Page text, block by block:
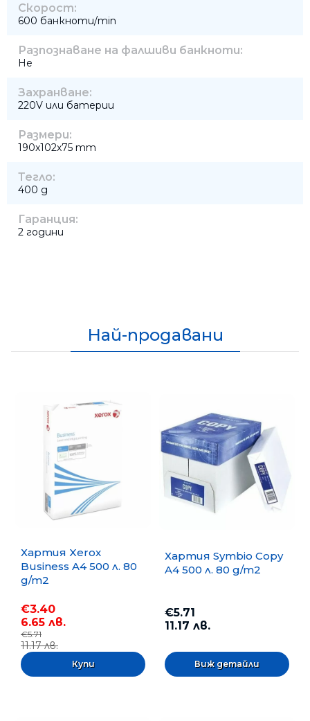
Скорост:
600 банкноти/min
Разпознаване на фалшиви банкноти:
Не
Захранване:
220V или батерии
Размери:
190x102x75 mm
Тегло:
400 g
Гаранция:
2 години
Най-продавани
Хартия Xerox
Business A4 500 л. 80
g/m2
€3.40
6.65 лв.
€5.71
11.17 лв.
Хартия Symbio Copy
A4 500 л. 80 g/m2
€5.71
11.17 лв.
Виж детайли